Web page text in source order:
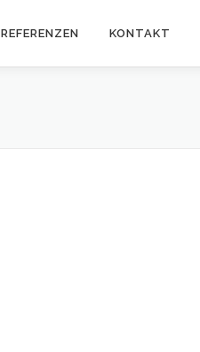
REFERENZEN KONTAKT